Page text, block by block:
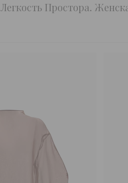
Легкость Простора.